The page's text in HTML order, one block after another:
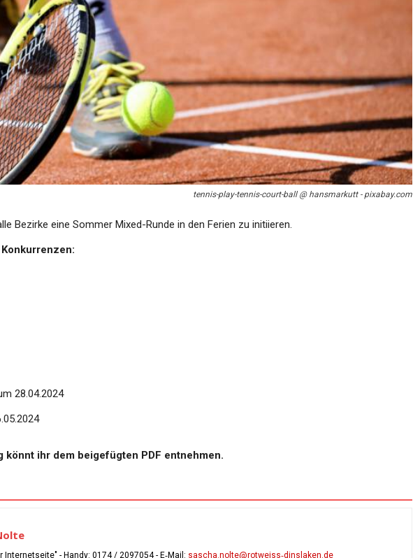
tennis-play-tennis-court-ball @ hansmarkutt - pixabay.com
Bezirke eine Sommer Mixed-Runde in den Ferien zu initiieren.
28.04.2024
könnt ihr dem beigefügten PDF entnehmen.
Internetseite" - Handy: 0174 / 2097054- E‑Mail: sascha.nolte@rotweiss‑dinslaken.de